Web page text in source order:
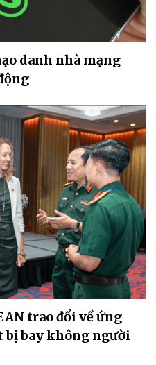
danh nhà mạng
trao đổi về ứng
bị bay không người